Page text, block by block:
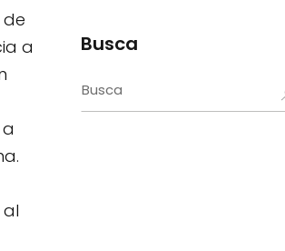
a
Busca
Search
for: